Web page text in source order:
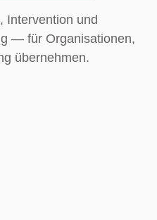
Intervention und
— für Organisationen,
übernehmen.